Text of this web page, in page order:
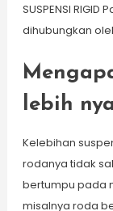
SUSPENSI
dihubungkan
lebih
Kelebihan
rodanya tidak
bertumpu pada
misalnya roda